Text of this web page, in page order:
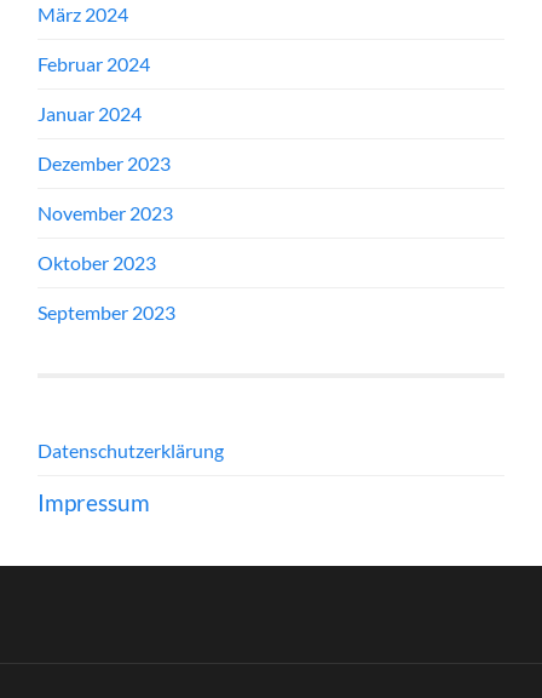
März 2024
Februar 2024
Januar 2024
Dezember 2023
November 2023
Oktober 2023
September 2023
Datenschutzerklärung
Impressum